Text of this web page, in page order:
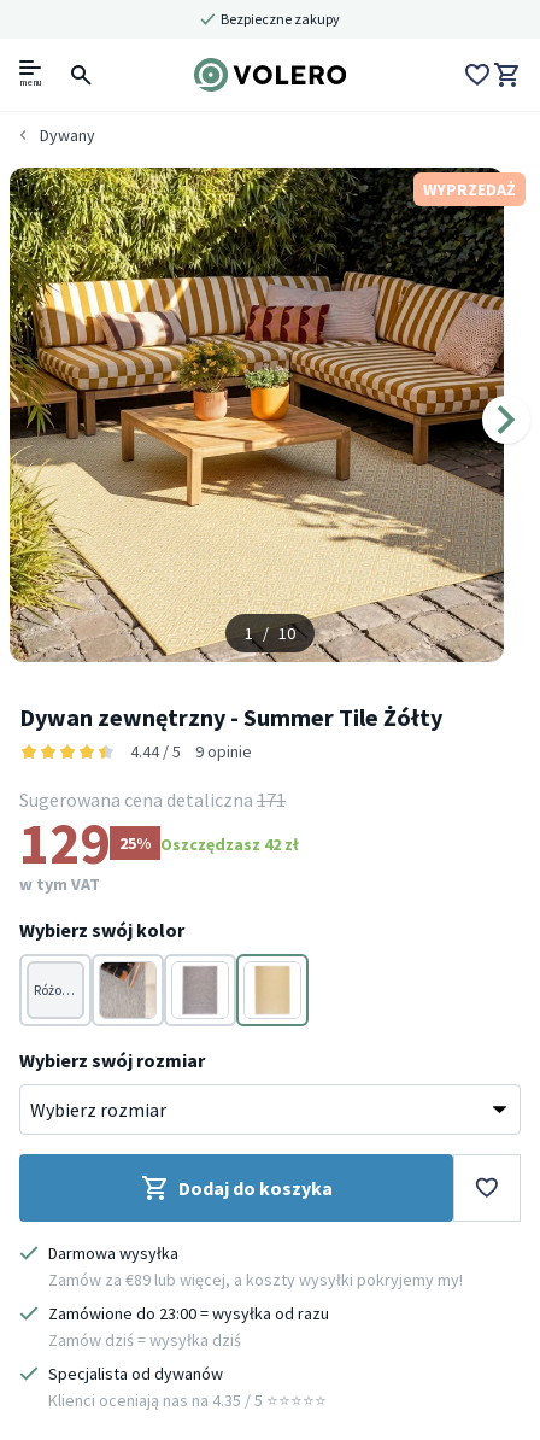
Bezpieczne zakupy
menu
Dywany
WYPRZEDAŻ
1 / 10
Dywan zewnętrzny - Summer Tile Żółty
4.44 / 5 9 opinie
Sugerowana cena detaliczna 171
129 25% Oszczędzasz 42 zł
w tym VAT
Wybierz swój kolor
Różowy
Szary Szary
Żółty
Wybierz swój rozmiar
Dodaj do koszyka
Darmowa wysyłka
Zamów za €89 lub więcej, a koszty wysyłki pokryjemy my!
Zamówione do 23:00 = wysyłka od razu
Zamów dziś = wysyłka dziś
Specjalista od dywanów
Klienci oceniają nas na 4.35 / 5 ⭐️⭐️⭐️⭐️⭐️